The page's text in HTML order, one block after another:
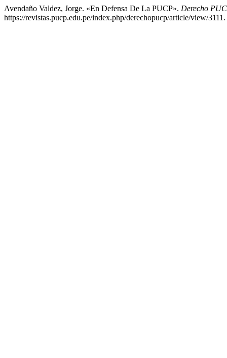
Avendaño Valdez, Jorge. «En Defensa De La PUCP». Derecho
https://revistas.pucp.edu.pe/index.php/derechopucp/article/view/3111.